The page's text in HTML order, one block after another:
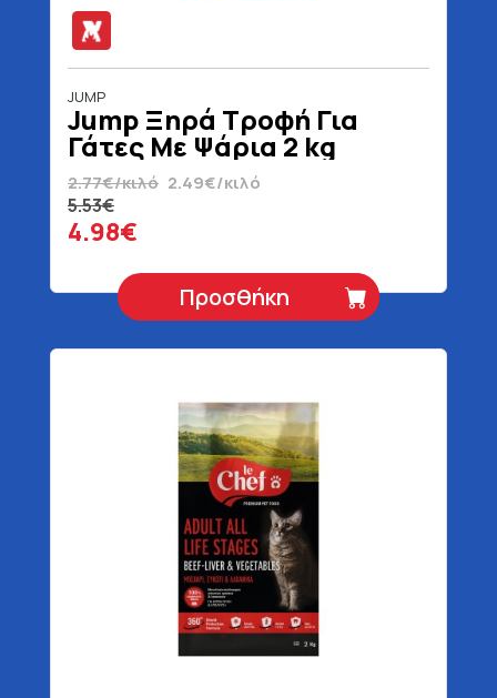
JUMP
Jump Ξηρά Τροφή Για
Γάτες Με Ψάρια 2 kg
2.77€/κιλό 2.49€/κιλό
5.53€
4.98€
Προσθήκη